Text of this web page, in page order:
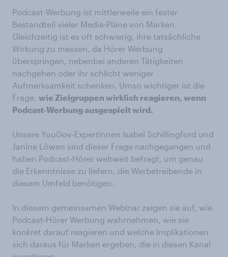
Podcast‑Werbung ist mittlerweile ein fester
Bestandteil vieler Media‑Pläne von Marken.
Gleichzeitig ist es oft schwierig, ihre tatsächliche
Wirkung zu messen, da Hörer Werbung
überspringen, nebenbei anderen Tätigkeiten
nachgehen oder ihr schlicht weniger
Aufmerksamkeit schenken. Umso wichtiger ist die
Frage, wie Zielgruppen wirklich reagieren, wenn
Podcast‑Werbung ausgespielt wird.
Unsere YouGov‑Expertinnen Isabel Schillingford und
Janine Löwen sind dieser Frage nachgegangen und
haben Podcast‑Hörer weltweit befragt, um genau
die Erkenntnisse zu liefern, die Werbetreibende in
diesem Umfeld benötigen.
In diesem gemeinsamen Webinar zeigen sie auf, wie
Podcast‑Hörer Werbung wahrnehmen, wie sie
konkret darauf reagieren und welche Implikationen
sich daraus für Marken ergeben, die in diesen Kanal